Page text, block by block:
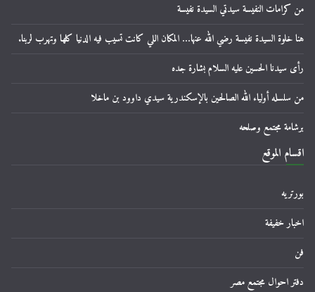
من كرامات النفيسة سيدتي السيدة نفيسة
هنا خلوة السيدة نفيسة رضي الله عنها… المكان اللي كانت تسيب فيه الدنيا كلها وتهرب لربنا.
رأى سيدنا الحسين عليه السلام بشارة جده
من سلسله أولياء الله الصالحين بالإسكندرية سيدي داوود بن ماخلا
برشامة مجتمع وصلحه
اقسام الموقع
بورتريه
اخبار خفيفة
فن
دفتر احوال مجتمع مصر